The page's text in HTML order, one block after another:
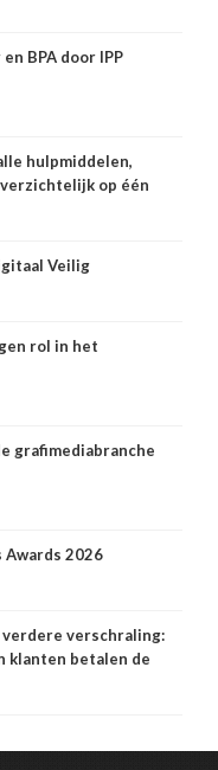
BPA door IPP
hulpmiddelen,
op één
Veilig
rol in het
grafimediabranche
Awards 2026
verschraling:
klanten betalen de